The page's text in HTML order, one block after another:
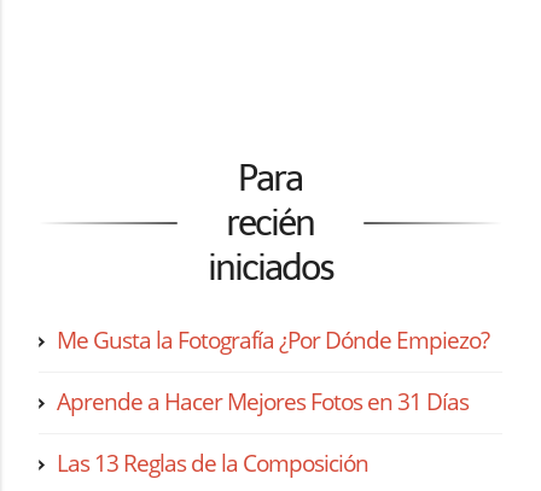
Para
recién
iniciados
Me Gusta la Fotografía ¿Por Dónde Empiezo?
Aprende a Hacer Mejores Fotos en 31 Días
Las 13 Reglas de la Composición